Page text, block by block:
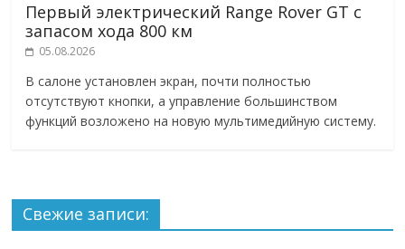
Первый электрический Range Rover GT с
запасом хода 800 км
05.08.2026
В салоне установлен экран, почти полностью
отсутствуют кнопки, а управление большинством
функций возложено на новую мультимедийную систему.
Свежие записи: